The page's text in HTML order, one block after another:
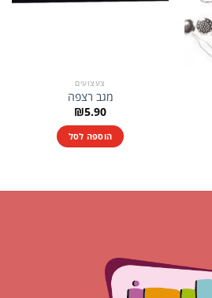
צעצועים
מגב רצפה
₪5.90
הוספה לסל